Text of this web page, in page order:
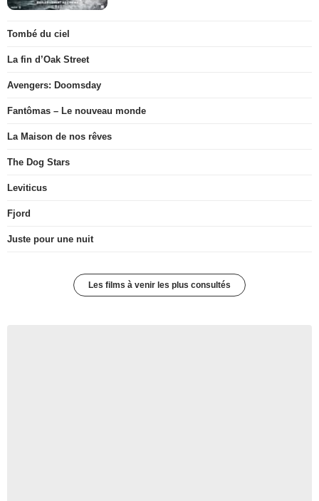
Tombé du ciel
La fin d’Oak Street
Avengers: Doomsday
Fantômas – Le nouveau monde
La Maison de nos rêves
The Dog Stars
Leviticus
Fjord
Juste pour une nuit
Les films à venir les plus consultés